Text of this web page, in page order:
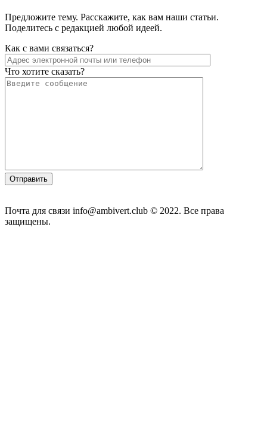
Предложите тему. Расскажите, как вам наши статьи.
Поделитесь с редакцией любой идеей.
Как с вами связаться?
Что хотите сказать?
Почта для связи info@ambivert.club © 2022. Все права
защищены.